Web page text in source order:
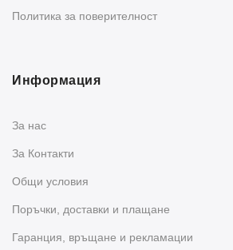
Политика за поверителност
Информация
За нас
За Контакти
Общи условия
Поръчки, доставки и плащане
Гаранция, връщане и рекламации